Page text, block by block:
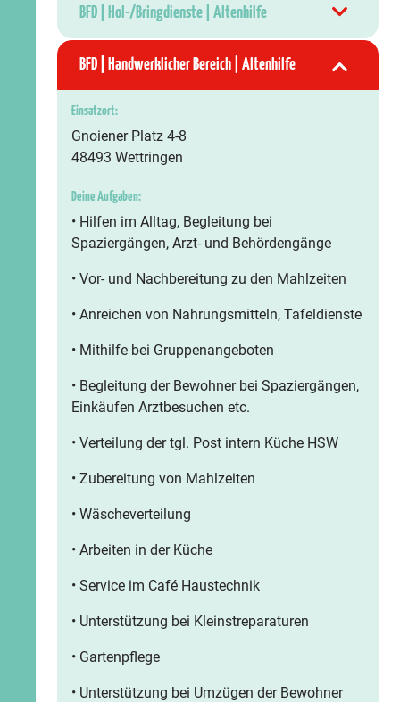
BFD | Hol-/Bringdienste | Altenhilfe
BFD | Handwerklicher Bereich | Altenhilfe
Einsatzort:
Gnoiener Platz 4-8
48493 Wettringen
Deine Aufgaben:
• Hilfen im Alltag, Begleitung bei
Spaziergängen, Arzt- und Behördengänge
• Vor- und Nachbereitung zu den Mahlzeiten
• Anreichen von Nahrungsmitteln, Tafeldienste
• Mithilfe bei Gruppenangeboten
• Begleitung der Bewohner bei Spaziergängen,
Einkäufen Arztbesuchen etc.
• Verteilung der tgl. Post intern Küche HSW
• Zubereitung von Mahlzeiten
• Wäscheverteilung
• Arbeiten in der Küche
• Service im Café Haustechnik
• Unterstützung bei Kleinstreparaturen
• Gartenpflege
• Unterstützung bei Umzügen der Bewohner